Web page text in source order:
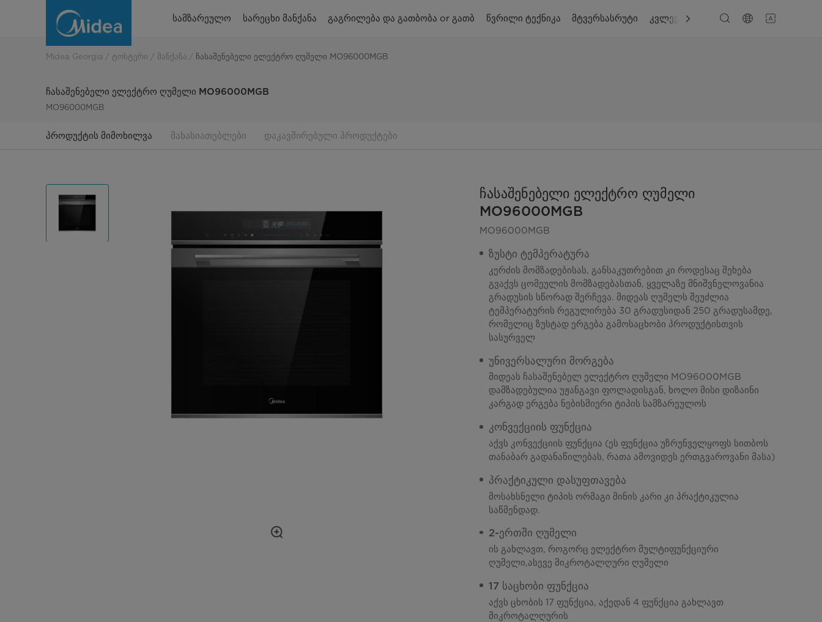
ჩასაშენებელი
ელექტრო
ღუმელი
სამზარეულო სარეცხი მანქანა გაგრილება და გათბობა or გათბ წვრილი ტექნიკა მტვერსასრუტი კვლევა მხარდაჭერა
Midea Georgia ტოსტერი მანქანა ჩასაშენებელი ელექტრო ღუმელი MO96000MGB
ჩასაშენებელი ელექტრო ღუმელი MO96000MGB
MO96000MGB
პროდუქტის მიმოხილვა მახასიათებლები დაკავშირებული პროდუქტები
ჩასაშენებელი ელექტრო ღუმელი
MO96000MGB
MO96000MGB
ზუსტი ტემპერატურა
კერძის მომზადებისას, განსაკუთრებით კი როდესაც შეხება
გვაქვს ცომეულის მომზადებასთან, ყველაზე მნიშვნელოვანია
გრადუსის სწორად შერჩევა. მიდეას ღუმელს შეუძლია
ტემპერატურის რეგულირება 30 გრადუსიდან 250 გრადუსამდე,
რომელიც ზუსტად ერგება გამოსაცხობი პროდუქტისთვის
სასურველ
უნივერსალური მორგება
მიდეას ჩასაშენებელ ელექტრო ღუმელი MO96000MGB
დამზადებულია უჟანგავი ფოლადისგან, ხოლო მისი დიზაინი
კარგად ერგება ნებისმიერი ტიპის სამზარეულოს
კონვექციის ფუნქცია
აქვს კონვექციის ფუნქცია (ეს ფუნქცია უზრუნველყოფს სითბოს
თანაბარ გადანაწილებას, რათა ამოვიდეს ერთგვაროვანი მასა)
პრაქტიკული დასუფთავება
მოსახსნელი ტიპის ორმაგი მინის კარი კი პრაქტიკულია
საწმენდად.
2-ერთში ღუმელი
ის გახლავთ, როგორც ელექტრო მულტიფუნქციური
ღუმელი,ასევე მიკროტალღური ღუმელი
17 საცხობი ფუნქცია
აქვს ცხობის 17 ფუნქცია, აქედან 4 ფუნქცია გახლავთ
მიკროტალღურის